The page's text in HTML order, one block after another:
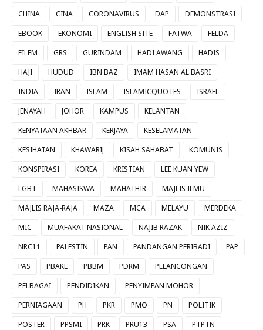
CHINA
CINA CORONAVIRUS DAP
DEMONSTRASI
EBOOK
EKONOMI ENGLISH SITE FATWA
FELDA
FILEM
GRS GURINDAM HADI AWANG
HADIS
HAJI
HUDUD IBN BAZ
IMAM HASAN AL BASRI
INDIA
IRAN ISLAM ISLAMICQUOTES
ISRAEL
JENAYAH
JOHOR KAMPUS
KELANTAN
KENYATAAN AKHBAR
KERJAYA
KESELAMATAN
KESIHATAN
KHAWARIJ KISAH SAHABAT
KOMUNIS
KONSPIRASI
KOREA KRISTIAN
LEE KUAN YEW
LGBT
MAHASISWA MAHATHIR
MAJLIS ILMU
MAJLIS RAJA-RAJA
MAZA MCA MELAYU
MERDEKA
MIC
MUAFAKAT NASIONAL NAJIB RAZAK
NIK AZIZ
NRC11
PALESTIN PAN PANDANGAN PERIBADI
PAP
PAS
PBAKL PBBM PDRM
PELANCONGAN
PELBAGAI
PENDIDIKAN
PENYIMPAN MOHOR
PERNIAGAAN
PH PKR PMO PN
POLITIK
POSTER
PPSMI PRK PRU13 PSA
PTPTN